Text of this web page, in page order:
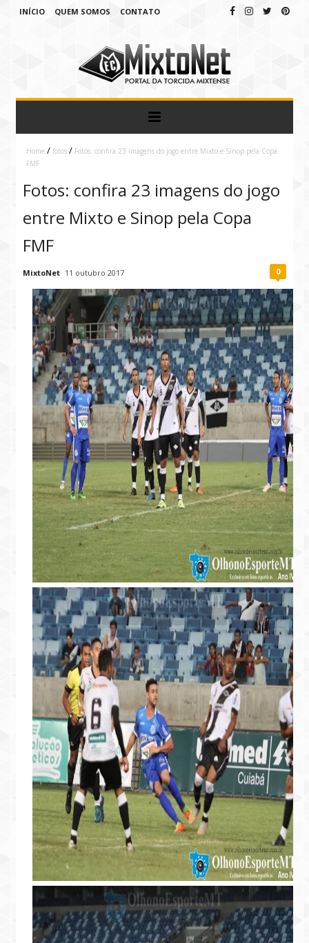
INÍCIO QUEM SOMOS CONTATO
Home / fotos / Fotos: confira 23 imagens do jogo entre Mixto e Sinop pela Copa
FMF
Fotos: confira 23 imagens do jogo
entre Mixto e Sinop pela Copa
FMF
MixtoNet 11 outubro 2017 0